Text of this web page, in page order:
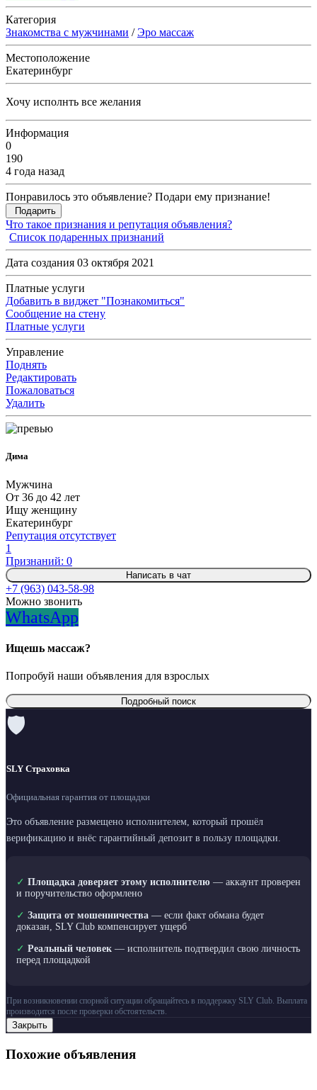
Категория
Знакомства с мужчинами /Эро массаж
Местоположение
Екатеринбург
Хочу исполнть все желания
Информация
0
190
4 года назад
Понравилось это объявление? Подари ему признание!
Подарить
Что такое признания и репутация объявления?
Список подаренных признаний
Дата создания 03 октября 2021
Платные услуги
Добавить в виджет "Познакомиться"
Сообщение на стену
Платные услуги
Управление
Поднять
Редактировать
Пожаловаться
Удалить
Дима
Мужчина
От 36 до 42 лет
Ищу женщину
Екатеринбург
Репутация отсутствует
1
Признаний: 0
Написать в чат
+7 (963) 043-58-98
Можно звонить
WhatsApp
Ищешь массаж?
Попробуй наши объявления для взрослых
Подробный поиск
🛡
SLY Страховка
Официальная гарантия от площадки
Это объявление размещено исполнителем, который прошёл
верификацию и внёс гарантийный депозит в пользу площадки.
✓ Площадка доверяет этому исполнителю — аккаунт проверен
и поручительство оформлено
✓ Защита от мошенничества — если факт обмана будет
доказан, SLY Club компенсирует ущерб
✓ Реальный человек — исполнитель подтвердил свою личность
перед площадкой
При возникновении спорной ситуации обращайтесь в поддержку SLY Club. Выплата
производится после проверки обстоятельств.
Закрыть
Похожие объявления